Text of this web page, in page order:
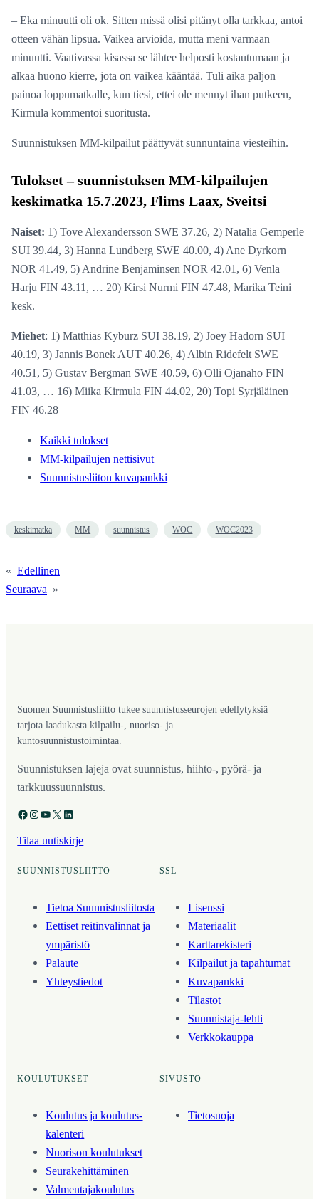
– Eka minuutti oli ok. Sitten missä olisi pitänyt olla tarkkaa, antoi
otteen vähän lipsua. Vaikea arvioida, mutta meni varmaan
minuutti. Vaativassa kisassa se lähtee helposti kostautumaan ja
alkaa huono kierre, jota on vaikea kääntää. Tuli aika paljon
painoa loppumatkalle, kun tiesi, ettei ole mennyt ihan putkeen,
Kirmula kommentoi suoritusta.
Suunnistuksen MM-kilpailut päättyvät sunnuntaina viesteihin.
Tulokset – suunnistuksen MM-kilpailujen
keskimatka 15.7.2023, Flims Laax, Sveitsi
Naiset: 1) Tove Alexandersson SWE 37.26, 2) Natalia Gemperle
SUI 39.44, 3) Hanna Lundberg SWE 40.00, 4) Ane Dyrkorn
NOR 41.49, 5) Andrine Benjaminsen NOR 42.01, 6) Venla
Harju FIN 43.11, … 20) Kirsi Nurmi FIN 47.48, Marika Teini
kesk.
Miehet: 1) Matthias Kyburz SUI 38.19, 2) Joey Hadorn SUI
40.19, 3) Jannis Bonek AUT 40.26, 4) Albin Ridefelt SWE
40.51, 5) Gustav Bergman SWE 40.59, 6) Olli Ojanaho FIN
41.03, … 16) Miika Kirmula FIN 44.02, 20) Topi Syrjäläinen
FIN 46.28
Kaikki tulokset
MM-kilpailujen nettisivut
Suunnistusliiton kuvapankki
keskimatka MM suunnistus WOC WOC2023
« Edellinen
Seuraava »
Suomen Suunnistusliitto tukee suunnistusseurojen edellytyksiä
tarjota laadukasta kilpailu-, nuoriso- ja
kuntosuunnistustoimintaa.
Suunnistuksen lajeja ovat suunnistus, hiihto-, pyörä- ja
tarkkuussuunnistus.
Facebook Instagram YouTube X LinkedIn
Tilaa uutiskirje
SUUNNISTUSLIITTO
Tietoa Suunnistusliitosta
Eettiset reitinvalinnat ja
ympäristö
Palaute
Yhteystiedot
SSL
Lisenssi
Materiaalit
Karttarekisteri
Kilpailut ja tapahtumat
Kuvapankki
Tilastot
Suunnistaja-lehti
Verkkokauppa
KOULUTUKSET
Koulutus ja koulutus­
kalenteri
Nuorison koulutukset
Seura­kehittäminen
Valmentaja­koulutus
SIVUSTO
Tietosuoja